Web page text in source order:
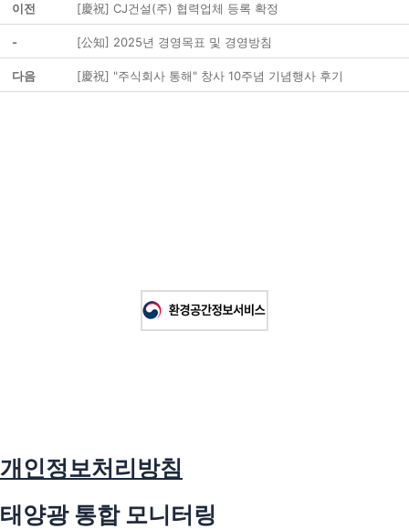
이전 [慶祝] CJ건설(주) 협력업체 등록 확정
- [公知] 2025년 경영목표 및 경영방침
다음 [慶祝] "주식회사 통해" 창사 10주념 기념행사 후기
개인정보처리방침
태양광 통합 모니터링